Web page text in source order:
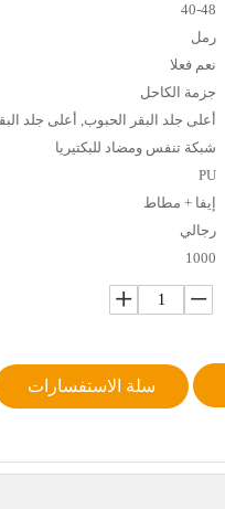
40-48
رمل
نعم فعلا
جزمة الكاحل
أعلى جلد البقر الحبوب, أعلى جلد
شبكة تنفس ومضاد للبكتيريا
PU
إيفا + مطاط
رجالي
1000
سلة الاستفسارات